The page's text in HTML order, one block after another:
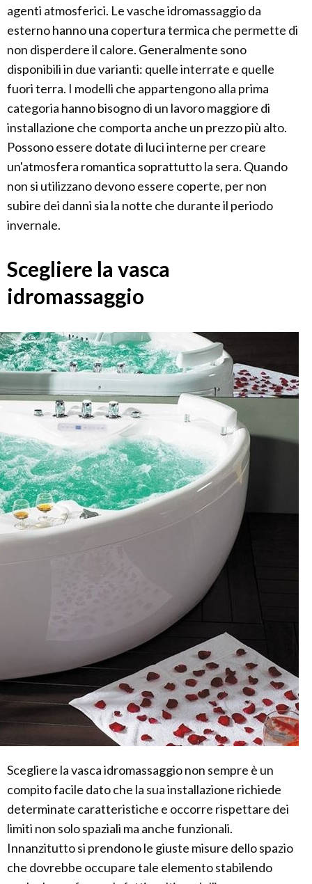
agenti atmosferici. Le vasche idromassaggio da
esterno hanno una copertura termica che permette di
non disperdere il calore. Generalmente sono
disponibili in due varianti: quelle interrate e quelle
fuori terra. I modelli che appartengono alla prima
categoria hanno bisogno di un lavoro maggiore di
installazione che comporta anche un prezzo più alto.
Possono essere dotate di luci interne per creare
un'atmosfera romantica soprattutto la sera. Quando
non si utilizzano devono essere coperte, per non
subire dei danni sia la notte che durante il periodo
invernale.
Scegliere la vasca
idromassaggio
Scegliere la vasca idromassaggio non sempre è un
compito facile dato che la sua installazione richiede
determinate caratteristiche e occorre rispettare dei
limiti non solo spaziali ma anche funzionali.
Innanzitutto si prendono le giuste misure dello spazio
che dovrebbe occupare tale elemento stabilendo